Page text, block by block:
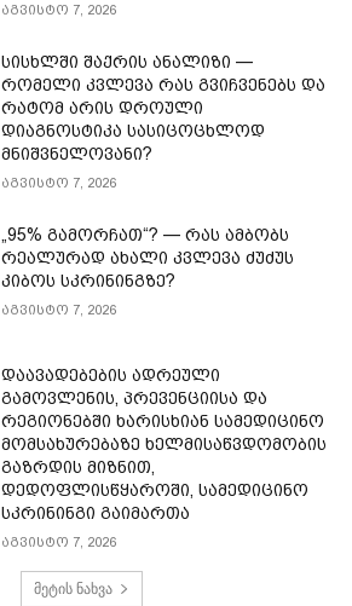
აგვისტო 7, 2026
სისხლში შაქრის ანალიზი —
რომელი კვლევა რას გვიჩვენებს და
რატომ არის დროული
დიაგნოსტიკა სასიცოცხლოდ
მნიშვნელოვანი?
აგვისტო 7, 2026
„95% გამორჩათ“? — რას ამბობს
რეალურად ახალი კვლევა ძუძუს
კიბოს სკრინინგზე?
აგვისტო 7, 2026
დაავადებების ადრეული
გამოვლენის, პრევენციისა და
რეგიონებში ხარისხიან სამედიცინო
მომსახურებაზე ხელმისაწვდომობის
გაზრდის მიზნით,
დედოფლისწყაროში, სამედიცინო
სკრინინგი გაიმართა
აგვისტო 7, 2026
მეტის ნახვა